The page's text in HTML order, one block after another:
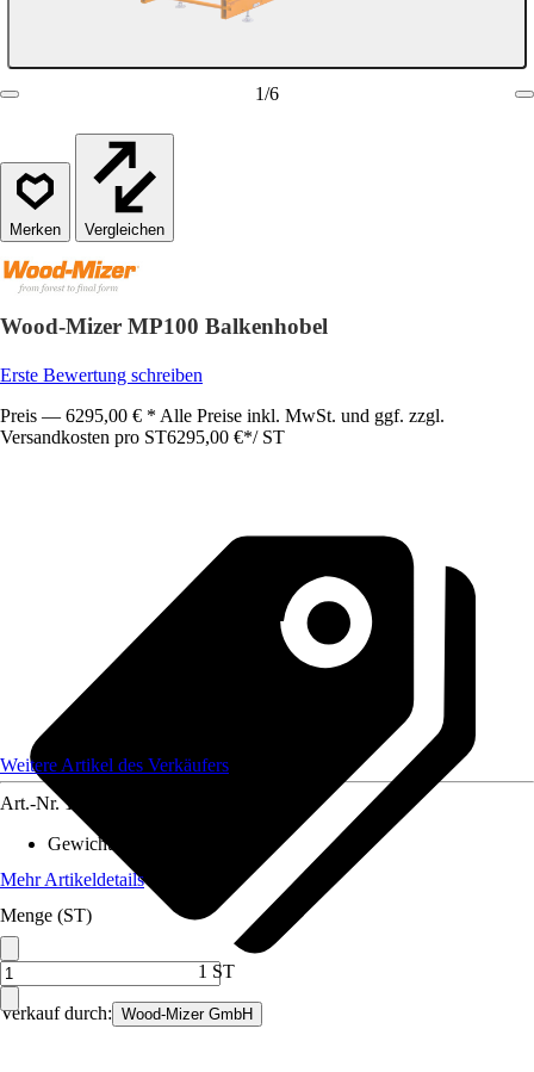
1/6
Vergleichen
Wood-Mizer MP100 Balkenhobel
Erste Bewertung schreiben
Preis — 6295,00 € * Alle Preise inkl. MwSt. und ggf. zzgl.
Versandkosten pro ST6295,00 €*/ ST
Verkauf durch: Wood-Mizer GmbH
Weitere Artikel des Verkäufers
Art.-Nr. 12270858
Gewicht
Mehr Artikeldetails
Menge (ST)
1 ST